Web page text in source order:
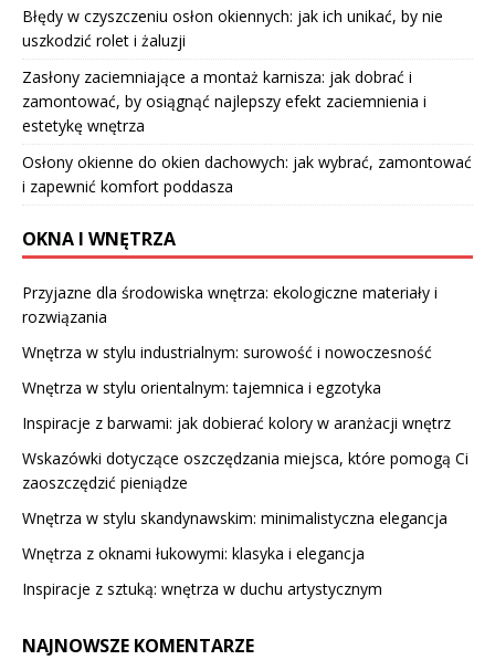
Błędy w czyszczeniu osłon okiennych: jak ich unikać, by nie
uszkodzić rolet i żaluzji
Zasłony zaciemniające a montaż karnisza: jak dobrać i
zamontować, by osiągnąć najlepszy efekt zaciemnienia i
estetykę wnętrza
Osłony okienne do okien dachowych: jak wybrać, zamontować
i zapewnić komfort poddasza
OKNA I WNĘTRZA
Przyjazne dla środowiska wnętrza: ekologiczne materiały i
rozwiązania
Wnętrza w stylu industrialnym: surowość i nowoczesność
Wnętrza w stylu orientalnym: tajemnica i egzotyka
Inspiracje z barwami: jak dobierać kolory w aranżacji wnętrz
Wskazówki dotyczące oszczędzania miejsca, które pomogą Ci
zaoszczędzić pieniądze
Wnętrza w stylu skandynawskim: minimalistyczna elegancja
Wnętrza z oknami łukowymi: klasyka i elegancja
Inspiracje z sztuką: wnętrza w duchu artystycznym
NAJNOWSZE KOMENTARZE